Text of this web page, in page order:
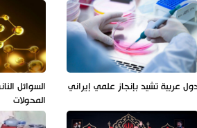
عربية تشيد بإنجاز علمي إيراني
السوائل
المحولات